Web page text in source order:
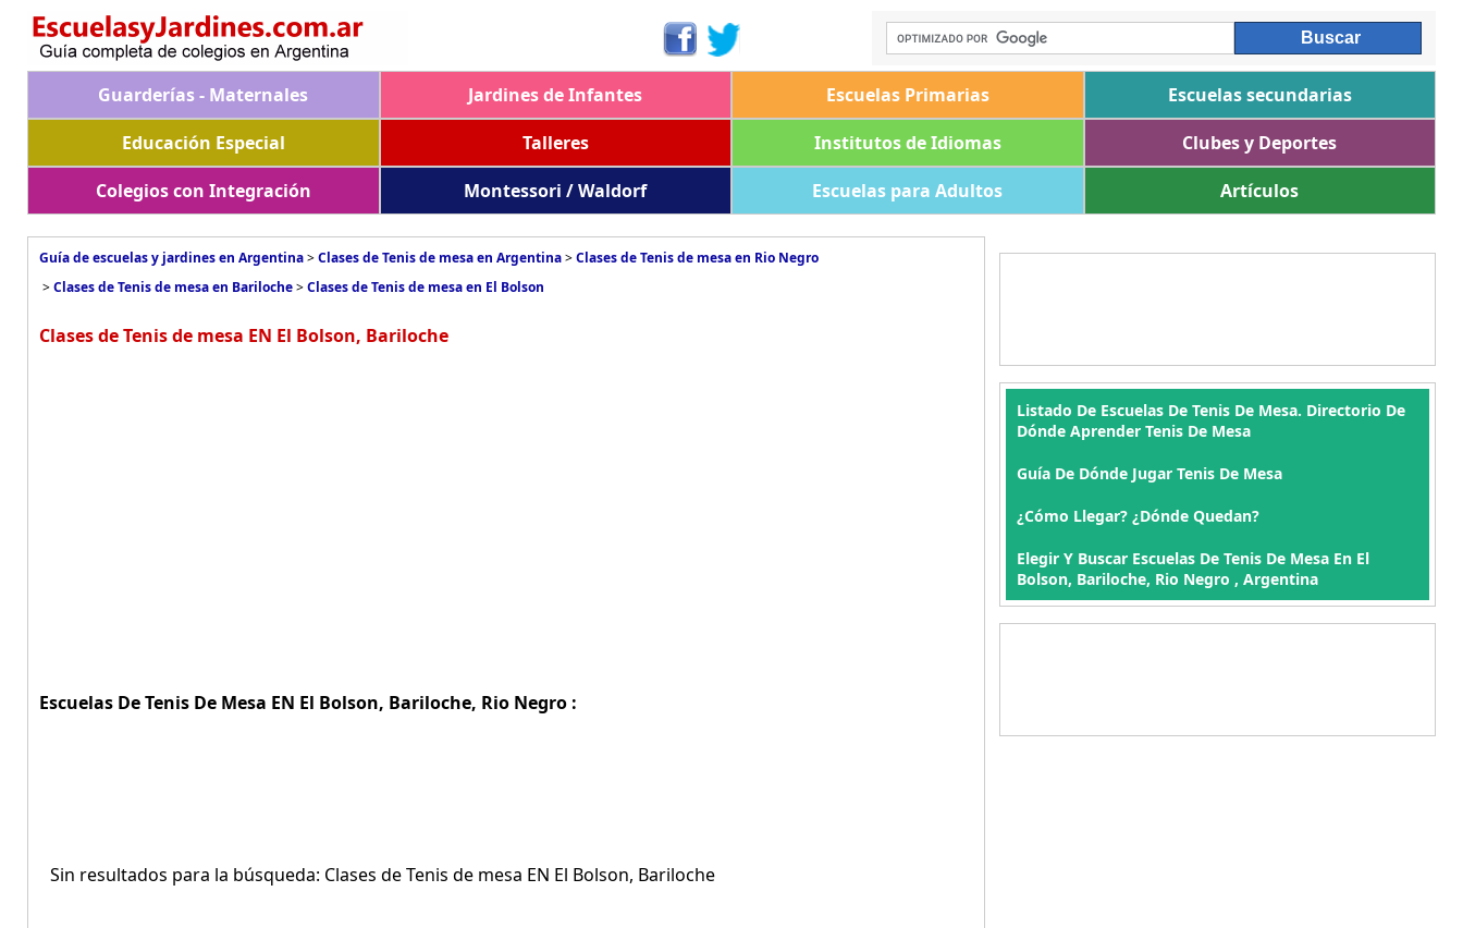
Guarderías - Maternales Jardines de Infantes Escuelas Primarias
Escuelas secundarias
Educación Especial
Talleres Institutos de Idiomas
Clubes y Deportes
Colegios con Integración
Montessori / Waldorf Escuelas para Adultos Artículos
Guía de escuelas y jardines en Argentina>Clases de Tenis de mesa en Argentina>Clases de Tenis de mesa en Rio Negro
>Clases de Tenis de mesa en Bariloche>Clases de Tenis de mesa en El Bolson
Clases de Tenis de mesa EN El Bolson, Bariloche
Escuelas De Tenis De Mesa EN El Bolson, Bariloche, Rio Negro :
Sin resultados para la búsqueda: Clases de Tenis de mesa EN El Bolson, Bariloche
Listado De Escuelas De Tenis De Mesa. Directorio De
Dónde Aprender Tenis De Mesa
Guía De Dónde Jugar Tenis De Mesa
¿Cómo Llegar? ¿Dónde Quedan?
Elegir Y Buscar Escuelas De Tenis De Mesa En El
Bolson, Bariloche, Rio Negro , Argentina